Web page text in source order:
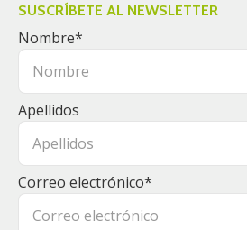
SUSCRÍBETE AL NEWSLETTER
Nombre*
Apellidos
Correo electrónico*